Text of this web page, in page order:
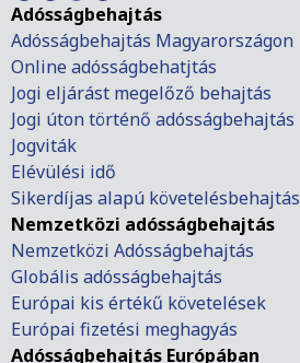
Adósságbehajtás
Adósságbehajtás Magyarországon
Online adósságbehatjtás
Jogi eljárást megelőző behajtás
Jogi úton történő adósságbehajtás
Jogviták
Elévülési idő
Sikerdíjas alapú követelésbehajtás
Nemzetközi adósságbehajtás
Nemzetközi Adósságbehajtás
Globális adósságbehajtás
Európai kis értékű követelések
Európai fizetési meghagyás
Adósságbehajtás Európában